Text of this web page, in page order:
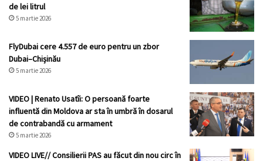
de lei litrul
5 martie 2026
FlyDubai cere 4.557 de euro pentru un zbor
Dubai–Chișinău
5 martie 2026
VIDEO | Renato Usatîi: O persoană foarte
influentă din Moldova ar sta în umbră în dosarul
de contrabandă cu armament
5 martie 2026
VIDEO LIVE// Consilierii PAS au făcut din nou circ în